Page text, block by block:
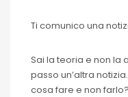
Ti comunico una
Sai la teoria e non la
passo un’altra
cosa fare e non